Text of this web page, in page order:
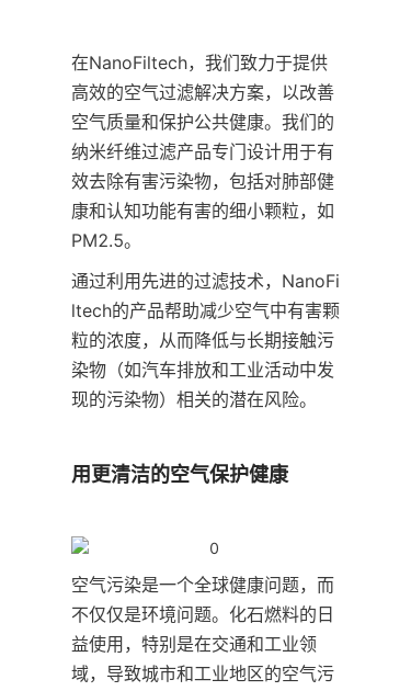
在NanoFiltech，我们致力于提供
高效的空气过滤解决方案，以改善
空气质量和保护公共健康。我们的
纳米纤维过滤产品专门设计用于有
效去除有害污染物，包括对肺部健
康和认知功能有害的细小颗粒，如
PM2.5。
通过利用先进的过滤技术，NanoFi
ltech的产品帮助减少空气中有害颗
粒的浓度，从而降低与长期接触污
染物（如汽车排放和工业活动中发
现的污染物）相关的潜在风险。
用更清洁的空气保护健康
空气污染是一个全球健康问题，而
不仅仅是环境问题。化石燃料的日
益使用，特别是在交通和工业领
域，导致城市和工业地区的空气污